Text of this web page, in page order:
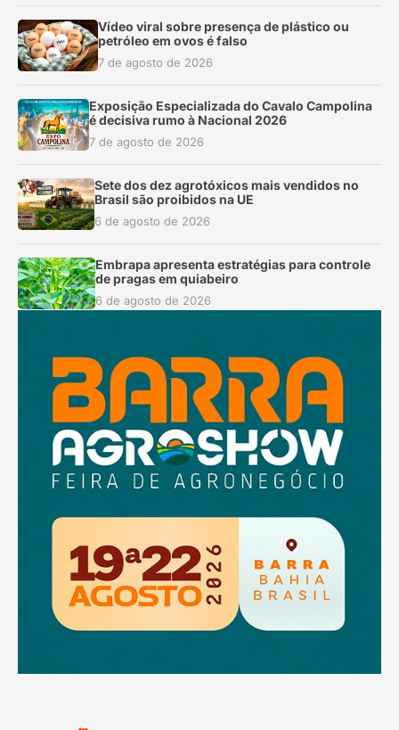
Vídeo viral sobre presença de plástico ou
petróleo em ovos é falso
7 de agosto de 2026
Exposição Especializada do Cavalo Campolina
é decisiva rumo à Nacional 2026
7 de agosto de 2026
Sete dos dez agrotóxicos mais vendidos no
Brasil são proibidos na UE
6 de agosto de 2026
Embrapa apresenta estratégias para controle
de pragas em quiabeiro
6 de agosto de 2026